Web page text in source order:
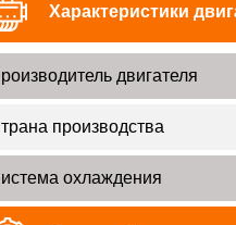
Характеристики
двигателя
производства
охлаждения